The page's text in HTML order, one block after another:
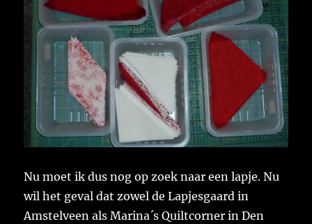
Nu moet ik dus nog op zoek naar een lapje. Nu
wil het geval dat zowel de Lapjesgaard in
Amstelveen als Marina´s Quiltcorner in Den